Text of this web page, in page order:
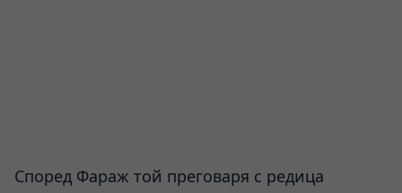
Според Фараж той преговаря с редица